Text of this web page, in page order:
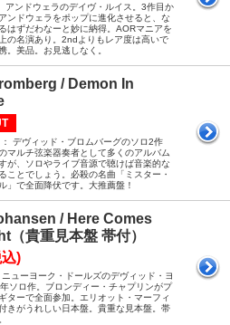
アンドウェラのデイヴ・ルイス。3作目か
ンドウェラをポップに進化させると、な
はずだわなーと妙に納得。AORマニアを
の名演あり。2ndよりもレア度は高いで
。美品。お見逃しなく。
/ Demon In
デヴィッド・ブロムバーグのソロ2作
マルチ弦楽器奏者として多くのアルバム
が、ソロやライブ音源で聴けば音楽的な
ことでしょう。必殺の名曲「ミスター・
」で全面降伏です。大推薦盤！
/ Here Comes
（貴重見本盤 帯付）
)
ューヨーク・ドールズのデヴィッド・ヨ
ソロ作。ブロンディー・チャプリンがプ
ターで全面参加。エリオット・マーフィ
きがうれしい日本盤。貴重な見本盤。帯